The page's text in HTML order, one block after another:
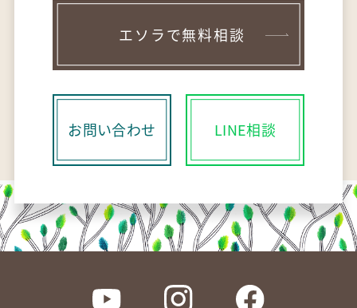
エソラで無料相談
お問い合わせ LINE相談